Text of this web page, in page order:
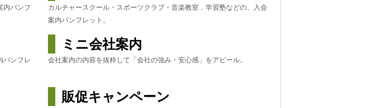
内パンフ
カルチャースクール・スポーツクラブ・音楽教室．学習塾などの、入会
案内パンフレット。
パンフレ
ミニ会社案内
会社案内の内容を抜粋して「会社の強み・安心感」をアピール。
販促キャンペーン